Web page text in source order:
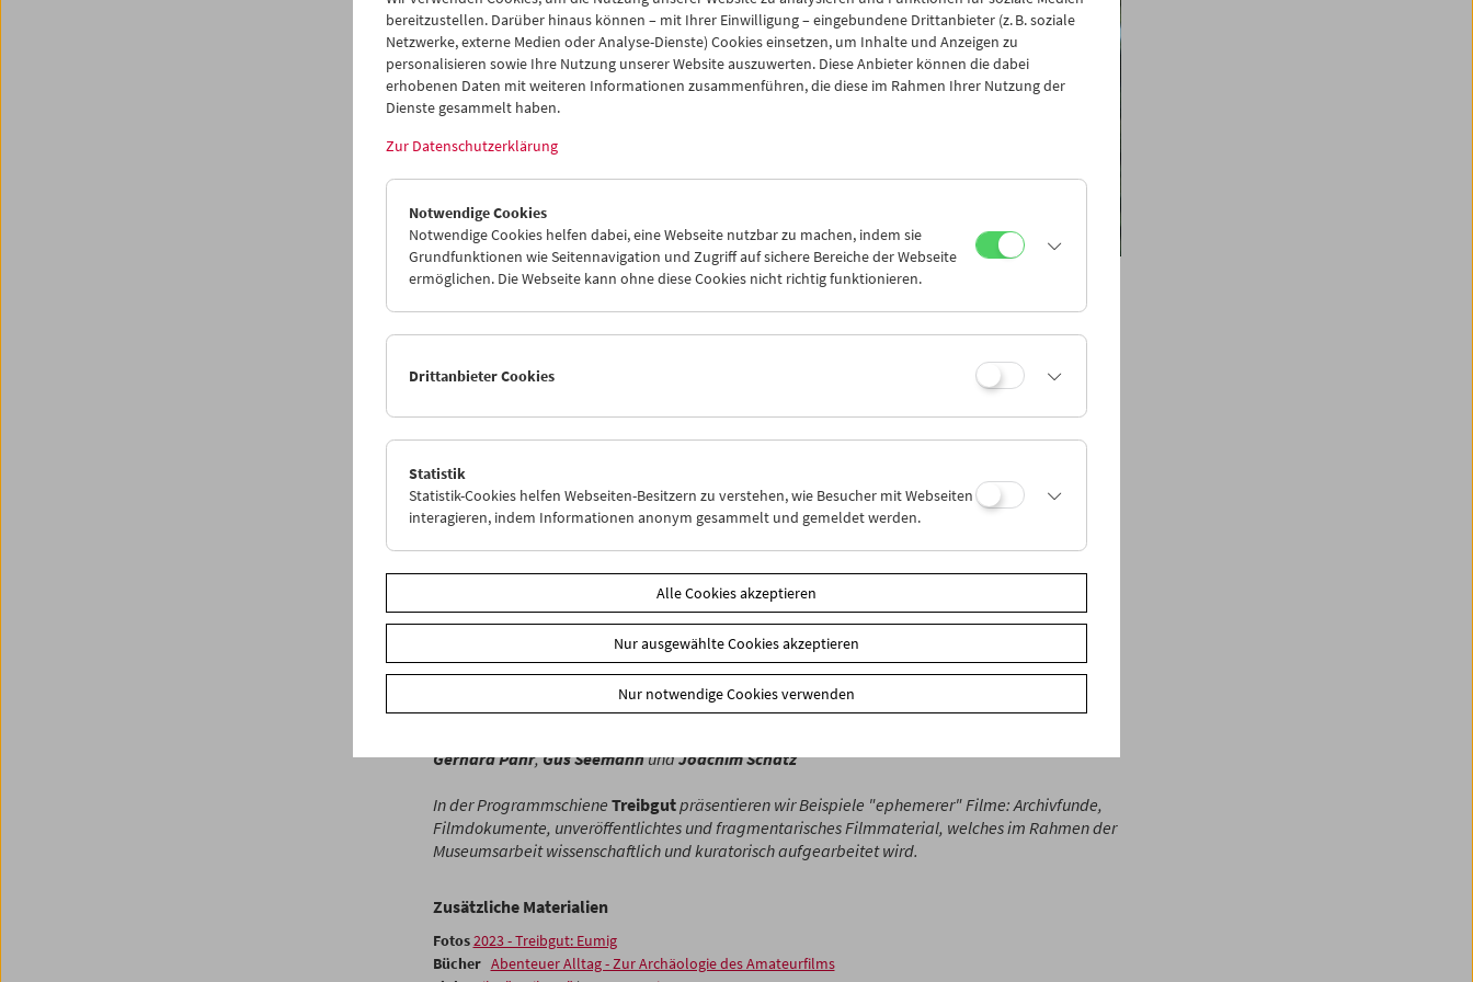
Treibgut:
Eumig: Vom Funken zur Projektion
23. April 2023
gegründete österreichische Unternehmen stellte zunächst Feuerzeuge aus Patronenhülsen
und Radiogeräte her. Mit dem Leitspruch "eumig macht das Filmen leicht" stieg die Firma
1931 in die Produktion von Schmalfilmgeräten ein und hat bis zur Einführung des
Videoformats die private Filmpraxis von Amateurfilmer*innen maßgeblich mitgestaltet.
Im Jahr 2021 übergab das eumigMuseum seine umfangreiche und äußerst vielfältige
Filmsammlung an das Filmmuseum, die seither kontinuierlich aufgearbeitet und
kontextualisiert wird. Die beiden Filmprogramme geben Einblicke in die Geschichte des
Wiener Unternehmens und ihrer Akteur*innen: Werksfilme, Werbefilme, Lehrfilme und
private Filme zeichnen den Weg von Eumig nach. (Janneke van Dalen, Stefanie Zingl)
Gerhard Pahr,Gus SeemannundJoachim Schätz
In der Programmschiene Treibgutpräsentieren wir Beispiele "ephemerer" Filme: Archivfunde,
Filmdokumente, unveröffentlichtes und fragmentarisches Filmmaterial, welches im Rahmen der
Museumsarbeit wissenschaftlich und kuratorisch aufgearbeitet wird.
Zusätzliche Materialien
Fotos2023 - Treibgut: Eumig
Bücher Abenteuer Alltag - Zur Archäologie des Amateurfilms
bereitzustellen. Darüber hinaus können – mit Ihrer Einwilligung – eingebundene Drittanbieter (z. B. soziale
Netzwerke, externe Medien oder Analyse-Dienste) Cookies einsetzen, um Inhalte und Anzeigen zu
personalisieren sowie Ihre Nutzung unserer Website auszuwerten. Diese Anbieter können die dabei
erhobenen Daten mit weiteren Informationen zusammenführen, die diese im Rahmen Ihrer Nutzung der
Dienste gesammelt haben.
Zur Datenschutzerklärung
Notwendige Cookies
Notwendige Cookies helfen dabei, eine Webseite nutzbar zu machen, indem sie
Grundfunktionen wie Seitennavigation und Zugriff auf sichere Bereiche der Webseite
ermöglichen. Die Webseite kann ohne diese Cookies nicht richtig funktionieren.
Drittanbieter Cookies
Statistik
Statistik-Cookies helfen Webseiten-Besitzern zu verstehen, wie Besucher mit Webseiten
interagieren, indem Informationen anonym gesammelt und gemeldet werden.
Alle Cookies akzeptieren
Nur ausgewählte Cookies akzeptieren
Nur notwendige Cookies verwenden